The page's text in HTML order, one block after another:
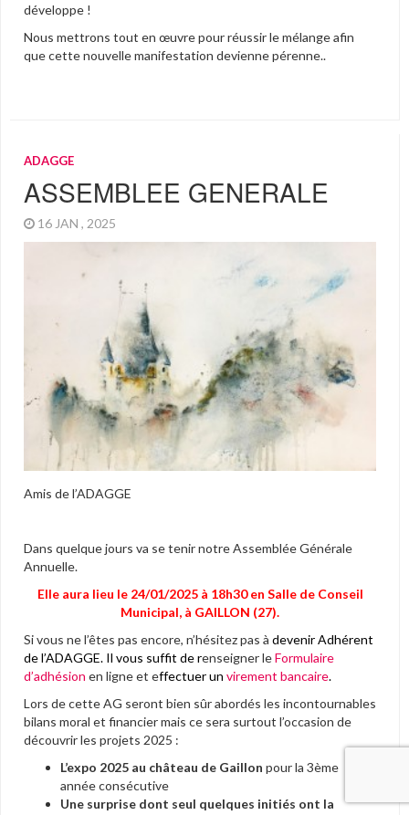
développe !
Nous mettrons tout en œuvre pour réussir le mélange afin
que cette nouvelle manifestation devienne pérenne..
ADAGGE
ASSEMBLEE GENERALE
16 JAN , 2025
Amis de l’ADAGGE
Dans quelque jours va se tenir notre Assemblée Générale
Annuelle.
Elle aura lieu le 24/01/2025 à 18h30 en Salle de Conseil
Municipal, à GAILLON (27).
Si vous ne l’êtes pas encore, n’hésitez pas à devenir Adhérent
de l’ADAGGE. Il vous suffit de renseigner leFormulaire
d’adhésion en ligne et effectuer un virement bancaire.
Lors de cette AG seront bien sûr abordés les incontournables
bilans moral et financier mais ce sera surtout l’occasion de
découvrir les projets 2025 :
L’expo 2025 au château de Gaillon pour la 3ème
année consécutive
Une surprise dont seul quelques initiés ont la